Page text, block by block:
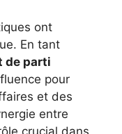
ont
En tant
de parti
pour
et des
entre